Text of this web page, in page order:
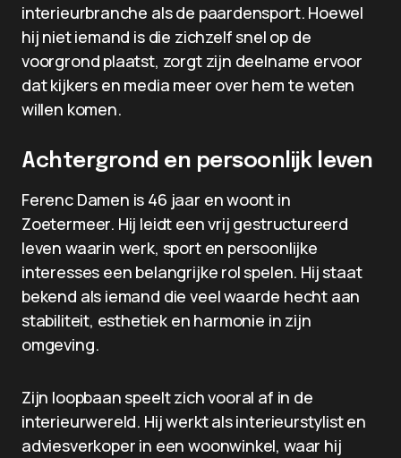
interieurbranche als de paardensport. Hoewel
hij niet iemand is die zichzelf snel op de
voorgrond plaatst, zorgt zijn deelname ervoor
dat kijkers en media meer over hem te weten
willen komen.
Achtergrond en persoonlijk leven
Ferenc Damen is 46 jaar en woont in
Zoetermeer. Hij leidt een vrij gestructureerd
leven waarin werk, sport en persoonlijke
interesses een belangrijke rol spelen. Hij staat
bekend als iemand die veel waarde hecht aan
stabiliteit, esthetiek en harmonie in zijn
omgeving.
Zijn loopbaan speelt zich vooral af in de
interieurwereld. Hij werkt als interieurstylist en
adviesverkoper in een woonwinkel, waar hij